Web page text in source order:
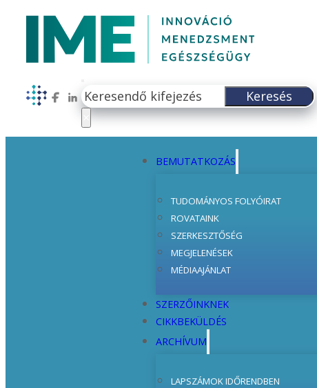
Follow us on Facebook
Follow us on LinkedIn
Keresés
Keresés
BEMUTATKOZÁS
TUDOMÁNYOS FOLYÓIRAT
ROVATAINK
SZERKESZTŐSÉG
MEGJELENÉSEK
MÉDIAAJÁNLAT
SZERZŐINKNEK
CIKKBEKÜLDÉS
ARCHÍVUM
LAPSZÁMOK IDŐRENDBEN